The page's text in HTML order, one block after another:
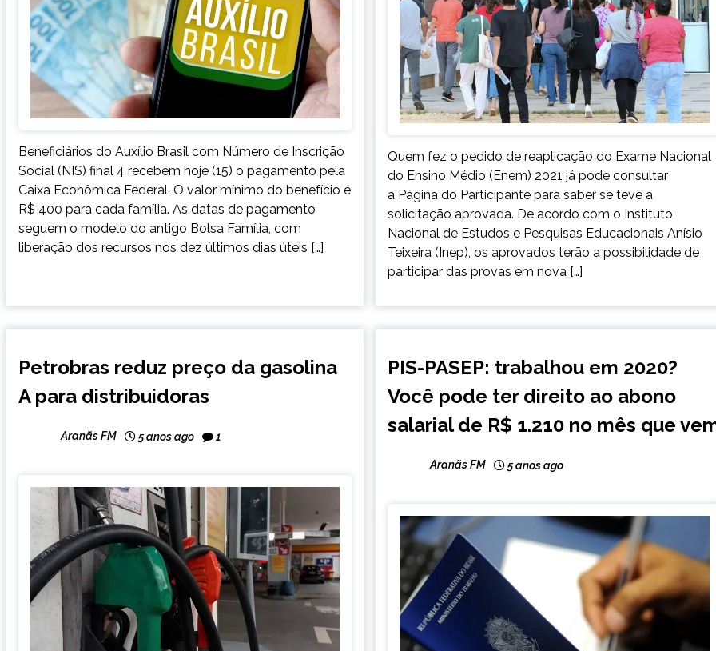
Beneficiários do Auxílio Brasil com Número de Inscrição
Social (NIS) final 4 recebem hoje (15) o pagamento pela
Caixa Econômica Federal. O valor mínimo do benefício é
R$ 400 para cada família. As datas de pagamento
seguem o modelo do antigo Bolsa Família, com
liberação dos recursos nos dez últimos dias úteis […]
Quem fez o pedido de reaplicação do Exame Nacional
do Ensino Médio (Enem) 2021 já pode consultar
a Página do Participante para saber se teve a
solicitação aprovada. De acordo com o Instituto
Nacional de Estudos e Pesquisas Educacionais Anísio
Teixeira (Inep), os aprovados terão a possibilidade de
participar das provas em nova […]
NOTÍCIAS
Petrobras reduz preço da gasolina
A para distribuidoras
Aranãs FM 5 anos ago 1
NOTÍCIAS
PIS-PASEP: trabalhou em 2020?
Você pode ter direito ao abono
salarial de R$ 1.210 no mês que
Aranãs FM 5 anos ago